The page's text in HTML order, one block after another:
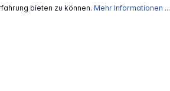
- Alle Rechte vorbehalten.
bieten zu können. Mehr Informationen ...